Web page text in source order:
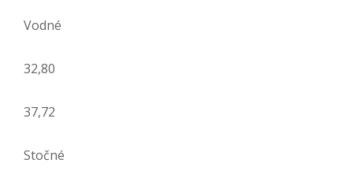
Vodné
32,80
37,72
Stočné